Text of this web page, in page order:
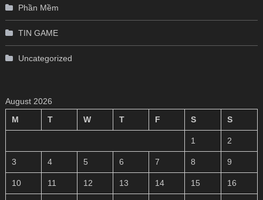
Phần Mềm
TIN GAME
Uncategorized
August 2026
M
T W T F S S
1 2
3 4 5 6 7 8 9
10 11 12 13 14 15 16